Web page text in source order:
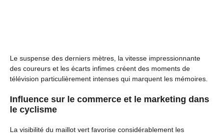
Le suspense des derniers mètres, la vitesse impressionnante
des coureurs et les écarts infimes créent des moments de
télévision particulièrement intenses qui marquent les mémoires.
Influence sur le commerce et le marketing dans
le cyclisme
La visibilité du maillot vert favorise considérablement les